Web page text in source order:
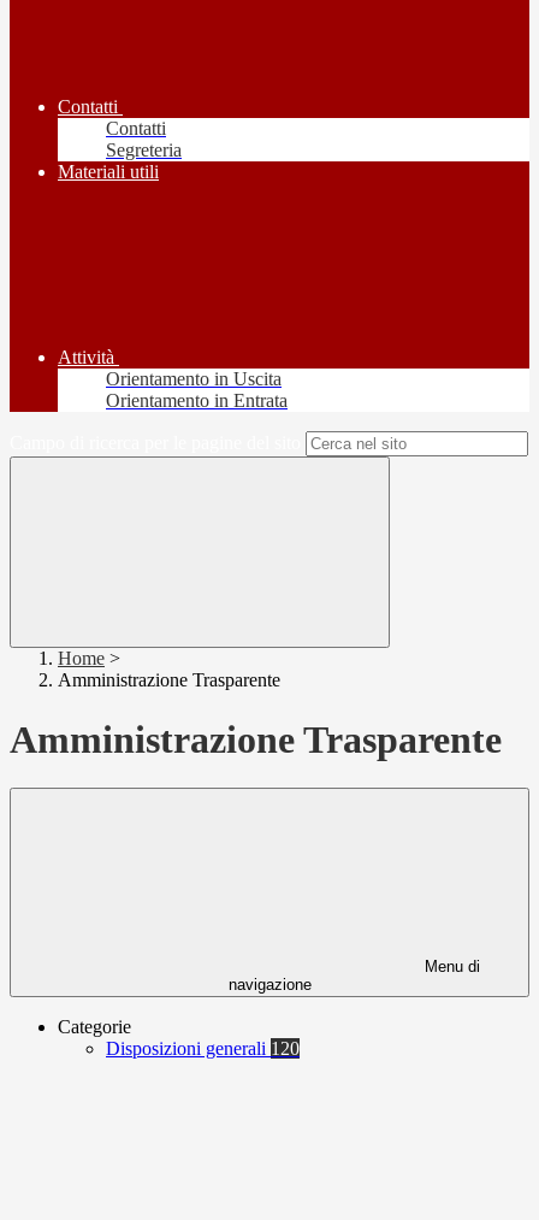
Contatti
Contatti
Segreteria
Materiali utili
Attività
Orientamento in Uscita
Orientamento in Entrata
Home >
Amministrazione Trasparente
Amministrazione Trasparente
Menu di
navigazione
Categorie
Disposizioni generali 120